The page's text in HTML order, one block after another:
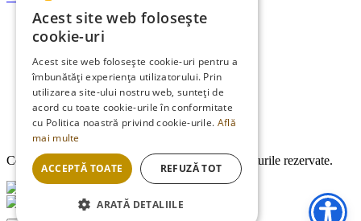
Garanții
Termeni și condiții
Politica de Cookies
Politica de confidențialitate
Copyright © 2013-2026 EDMauto.roToate drepturile rezervate.
Acest site web folosește
cookie-uri
Acest site web folosește cookie-uri pentru a
îmbunătăți experiența utilizatorului. Prin
utilizarea site-ului nostru web, sunteți de
acord cu toate cookie-urile în conformitate
cu Politica noastră privind cookie-urile. Află
mai multe
ACCEPTĂ TOATE REFUZĂ TOT
ARATĂ DETALIILE